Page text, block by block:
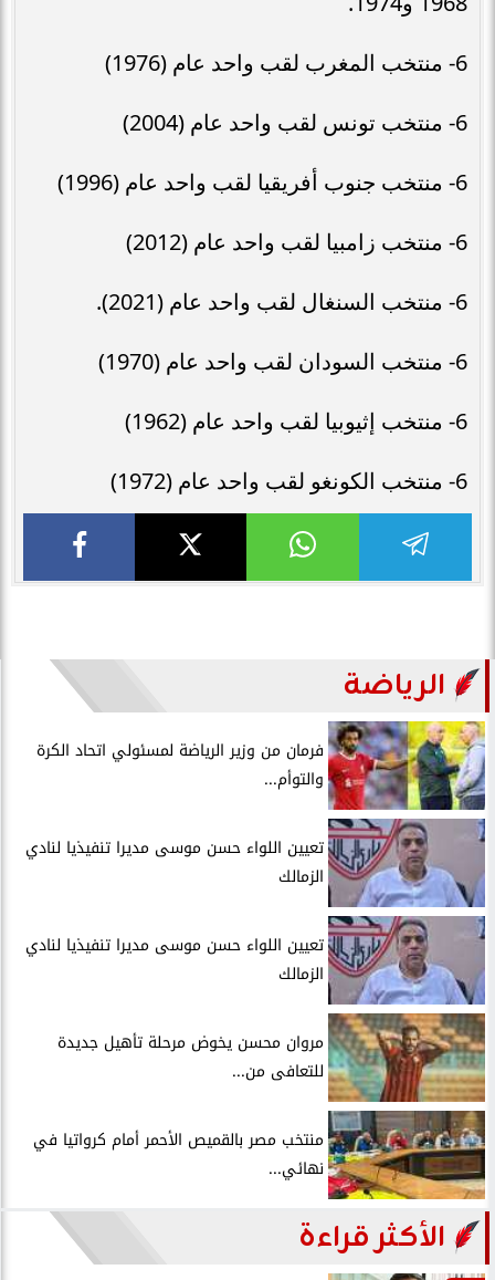
6- منتخب المغرب لقب واحد عام (1976)
6- منتخب تونس لقب واحد عام (2004)
6- منتخب جنوب أفريقيا لقب واحد عام (1996)
6- منتخب زامبيا لقب واحد عام (2012)
6- منتخب السنغال لقب واحد عام (2021).
6- منتخب السودان لقب واحد عام (1970)
6- منتخب إثيوبيا لقب واحد عام (1962)
6- منتخب الكونغو لقب واحد عام (1972)
الرياضة
فرمان من وزير الرياضة لمسئولي اتحاد الكرة
والتوأم...
تعيين اللواء حسن موسى مديرا تنفيذيا لنادي
الزمالك
تعيين اللواء حسن موسى مديرا تنفيذيا لنادي
الزمالك
مروان محسن يخوض مرحلة تأهيل جديدة
للتعافى من...
منتخب مصر بالقميص الأحمر أمام كرواتيا في
نهائي...
الأكثر قراءة